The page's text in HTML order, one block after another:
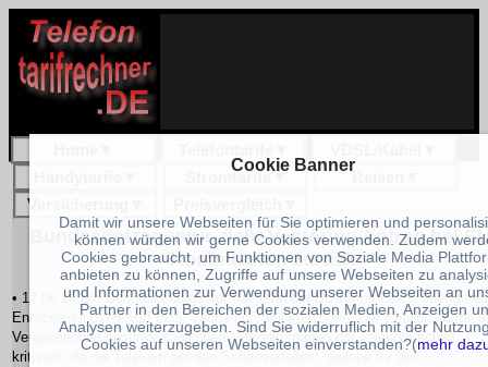
Stromtarife▼ Reisen
Versicherung
Bundesnetzagentur zieht Vectoring Antrag bei
Kommission zurück
• 17.06.16 Die Bundesnetzagentur hat ihren der EU-Kommission
Entscheidungsentwurf bzgl. Vectoring zurückgezogen. Der Entwurf wurde
Vergangenheit besonders von den Mitkonkurrenten der Telekom scharf
kritisiert, da die Telekom bei den Schaltverteilern, welche für den
Cookie Banner
Damit wir unsere Webseiten für Sie optimieren und
können würden wir gerne Cookies verwenden. Zudem
Cookies gebraucht, um Funktionen von Soziale Media
anbieten zu können, Zugriffe auf unsere Webseiten zu
und Informationen zur Verwendung unserer Webseiten an
Partner in den Bereichen der sozialen Medien, Anzeigen
Analysen weiterzugeben. Sind Sie widerruflich mit der
Cookies auf unseren Webseiten einverstanden?(mehr